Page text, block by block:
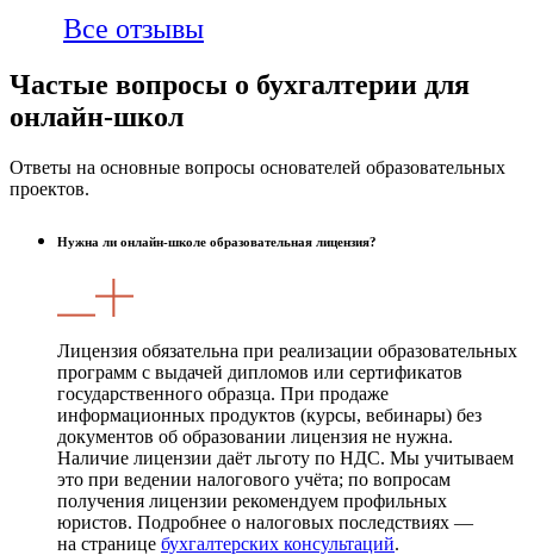
Все отзывы
Частые вопросы о бухгалтерии для
онлайн-школ
Ответы на основные вопросы основателей образовательных
проектов.
Нужна ли онлайн-школе образовательная лицензия?
Лицензия обязательна при реализации образовательных
программ с выдачей дипломов или сертификатов
государственного образца. При продаже
информационных продуктов (курсы, вебинары) без
документов об образовании лицензия не нужна.
Наличие лицензии даёт льготу по НДС. Мы учитываем
это при ведении налогового учёта; по вопросам
получения лицензии рекомендуем профильных
юристов. Подробнее о налоговых последствиях —
на странице бухгалтерских консультаций.